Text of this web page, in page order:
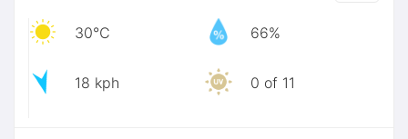
30℃ 66%
18 kph 0 of 11